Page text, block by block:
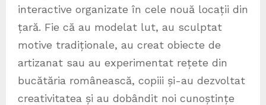
interactive organizate în cele nouă locații din
țară. Fie că au modelat lut, au sculptat
motive tradiționale, au creat obiecte de
artizanat sau au experimentat rețete din
bucătăria românească, copiii și-au dezvoltat
creativitatea și au dobândit noi cunoștințe